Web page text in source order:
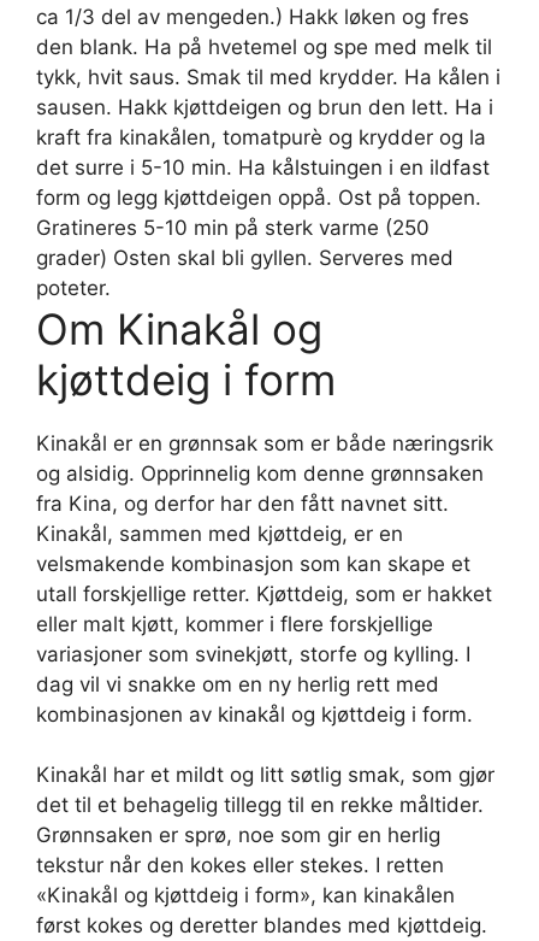
ca 1/3 del av mengeden.) Hakk løken og fres
den blank. Ha på hvetemel og spe med melk til
tykk, hvit saus. Smak til med krydder. Ha kålen i
sausen. Hakk kjøttdeigen og brun den lett. Ha i
kraft fra kinakålen, tomatpurè og krydder og la
det surre i 5-10 min. Ha kålstuingen i en ildfast
form og legg kjøttdeigen oppå. Ost på toppen.
Gratineres 5-10 min på sterk varme (250
grader) Osten skal bli gyllen. Serveres med
poteter.
Om Kinakål og
kjøttdeig i form
Kinakål er en grønnsak som er både næringsrik
og alsidig. Opprinnelig kom denne grønnsaken
fra Kina, og derfor har den fått navnet sitt.
Kinakål, sammen med kjøttdeig, er en
velsmakende kombinasjon som kan skape et
utall forskjellige retter. Kjøttdeig, som er hakket
eller malt kjøtt, kommer i flere forskjellige
variasjoner som svinekjøtt, storfe og kylling. I
dag vil vi snakke om en ny herlig rett med
kombinasjonen av kinakål og kjøttdeig i form.
Kinakål har et mildt og litt søtlig smak, som gjør
det til et behagelig tillegg til en rekke måltider.
Grønnsaken er sprø, noe som gir en herlig
tekstur når den kokes eller stekes. I retten
«Kinakål og kjøttdeig i form», kan kinakålen
først kokes og deretter blandes med kjøttdeig.